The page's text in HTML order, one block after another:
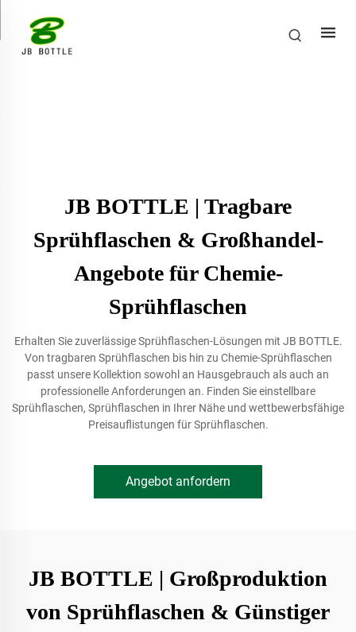
JB BOTTLE | Tragbare
Sprühflaschen & Großhandel-
Angebote für Chemie-
Sprühflaschen
Erhalten Sie zuverlässige Sprühflaschen-Lösungen mit JB BOTTLE.
Von tragbaren Sprühflaschen bis hin zu Chemie-Sprühflaschen
passt unsere Kollektion sowohl an Hausgebrauch als auch an
professionelle Anforderungen an. Finden Sie einstellbare
Sprühflaschen, Sprühflaschen in Ihrer Nähe und wettbewerbsfähige
Preisauflistungen für Sprühflaschen.
Angebot anfordern
JB BOTTLE | Großproduktion
von Sprühflaschen & Günstiger